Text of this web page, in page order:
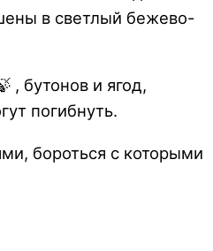
в светлый бежево-
, бутонов и ягод,
погибнуть.
бороться с которыми